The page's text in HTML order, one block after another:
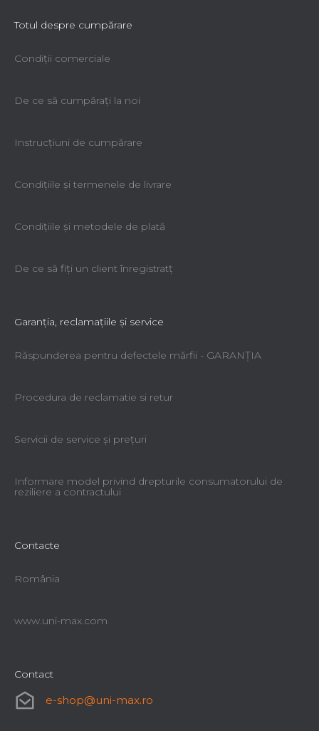
Totul despre cumpărare
Condiții comerciale
De ce să cumpăraţi la noi
Instrucțiuni de cumpărare
Condiţiile şi termenele de livrare
Condiţiile şi metodele de plată
De ce să fiţi un client înregistratţ
Garanţia, reclamaţiile şi service
Răspunderea pentru defectele mărfii - GARANŢIA
Procedura de reclamatie si retur
Servicii de service şi preţuri
Informare model privind drepturile consumatorului de
reziliere a contractului
Contacte
România
www.uni-max.com
Contact
e-shop@uni-max.ro